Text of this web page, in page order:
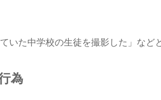
いた中学校の生徒を撮影した」など
為